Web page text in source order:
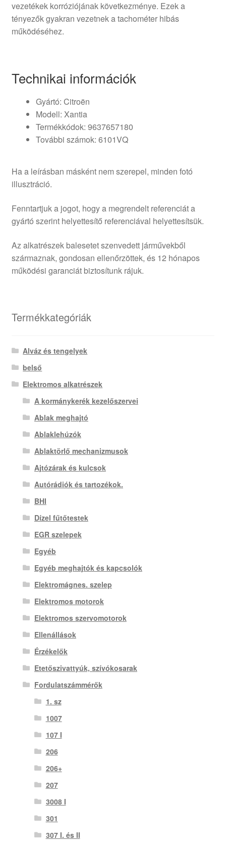
vezetékek korróziójának következménye. Ezek a
tényezők gyakran vezetnek a tachométer hibás
működéséhez.
Technikai információk
Gyártó: Citroën
Modell: Xantia
Termékkódok: 9637657180
További számok: 6101VQ
Ha a leírásban másként nem szerepel, minden fotó
illusztráció.
Fenntartjuk a jogot, hogy a megrendelt referenciát a
gyártó szerint helyettesítő referenciával helyettesítsük.
Az alkatrészek balesetet szenvedett járművekből
származnak, gondosan ellenőrzöttek, és 12 hónapos
működési garanciát biztosítunk rájuk.
Termékkategóriák
Alváz és tengelyek
belső
Elektromos alkatrészek
A kormánykerék kezelőszervei
Ablak meghajtó
Ablaklehúzók
Ablaktörlő mechanizmusok
Ajtózárak és kulcsok
Autórádiók és tartozékok.
BHI
Dízel fűtőtestek
EGR szelepek
Egyéb
Egyéb meghajtók és kapcsolók
Elektromágnes. szelep
Elektromos motorok
Elektromos szervomotorok
Ellenállások
Érzékelők
Etetőszivattyúk, szívókosarak
Fordulatszámmérők
1. sz
1007
107 I
206
206+
207
3008 I
301
307 I. és II